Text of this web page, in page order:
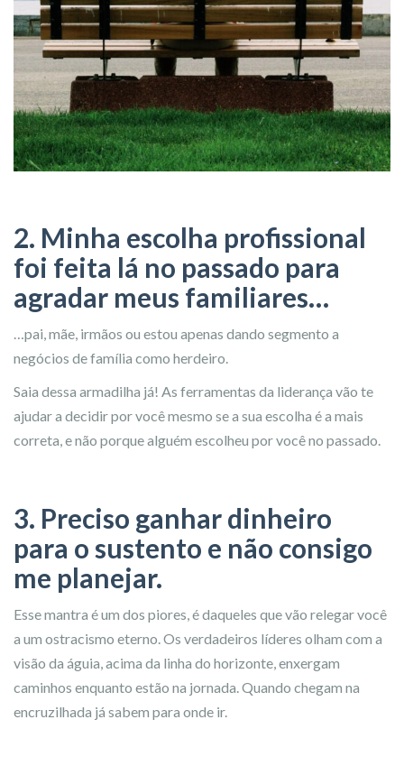
2. Minha escolha profissional
foi feita lá no passado para
agradar meus familiares…
…pai, mãe, irmãos ou estou apenas dando segmento a
negócios de família como herdeiro.
Saia dessa armadilha já! As ferramentas da liderança vão te
ajudar a decidir por você mesmo se a sua escolha é a mais
correta, e não porque alguém escolheu por você no passado.
3. Preciso ganhar dinheiro
para o sustento e não consigo
me planejar.
Esse mantra é um dos piores, é daqueles que vão relegar você
a um ostracismo eterno. Os verdadeiros líderes olham com a
visão da águia, acima da linha do horizonte, enxergam
caminhos enquanto estão na jornada. Quando chegam na
encruzilhada já sabem para onde ir.